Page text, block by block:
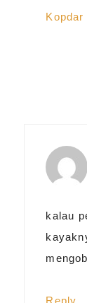
Post:Next
kalau